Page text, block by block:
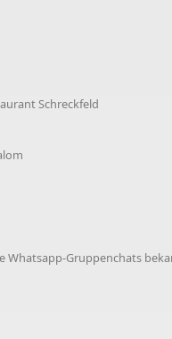
Schreckfeld
Whatsapp-Gruppenchats